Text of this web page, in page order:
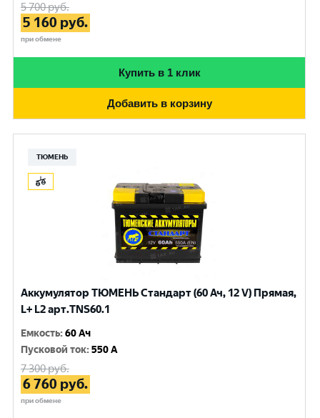
5 700руб.
5 160 руб.
при обмене
Купить в 1 клик
Добавить в корзину
ТЮМЕНЬ
Аккумулятор ТЮМЕНЬ Стандарт (60 Ач, 12 V) Прямая,
L+ L2 арт.TNS60.1
Емкость:60 Ач
Пусковой ток:550 A
7 300руб.
6 760 руб.
при обмене